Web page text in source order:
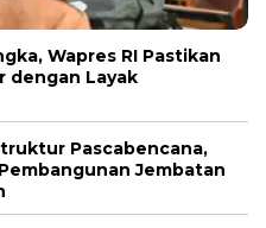
Wapres RI Pastikan
dengan Layak
Pascabencana,
Jembatan